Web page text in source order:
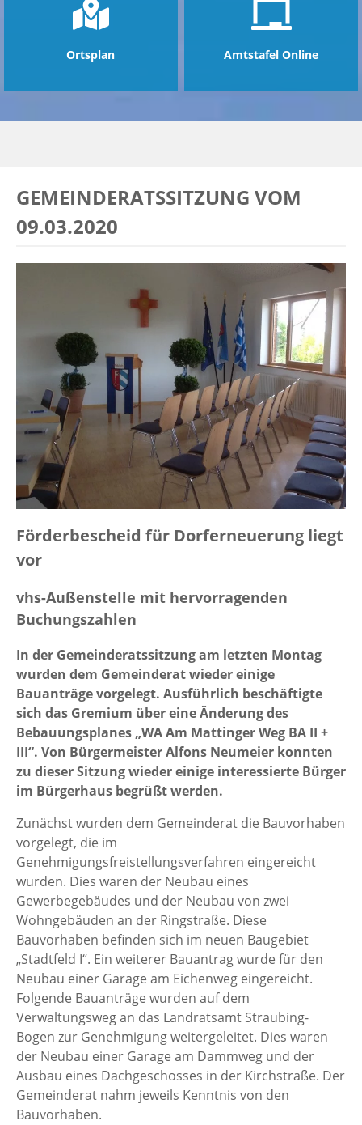
Ortsplan Amtstafel Online
GEMEINDERATSSITZUNG VOM
09.03.2020
Förderbescheid für Dorferneuerung liegt
vor
vhs-Außenstelle mit hervorragenden
Buchungszahlen
In der Gemeinderatssitzung am letzten Montag
wurden dem Gemeinderat wieder einige
Bauanträge vorgelegt. Ausführlich beschäftigte
sich das Gremium über eine Änderung des
Bebauungsplanes „WA Am Mattinger Weg BA II +
III“. Von Bürgermeister Alfons Neumeier konnten
zu dieser Sitzung wieder einige interessierte Bürger
im Bürgerhaus begrüßt werden.
Zunächst wurden dem Gemeinderat die Bauvorhaben
vorgelegt, die im
Genehmigungsfreistellungsverfahren eingereicht
wurden. Dies waren der Neubau eines
Gewerbegebäudes und der Neubau von zwei
Wohngebäuden an der Ringstraße. Diese
Bauvorhaben befinden sich im neuen Baugebiet
„Stadtfeld I“. Ein weiterer Bauantrag wurde für den
Neubau einer Garage am Eichenweg eingereicht.
Folgende Bauanträge wurden auf dem
Verwaltungsweg an das Landratsamt Straubing-
Bogen zur Genehmigung weitergeleitet. Dies waren
der Neubau einer Garage am Dammweg und der
Ausbau eines Dachgeschosses in der Kirchstraße. Der
Gemeinderat nahm jeweils Kenntnis von den
Bauvorhaben.